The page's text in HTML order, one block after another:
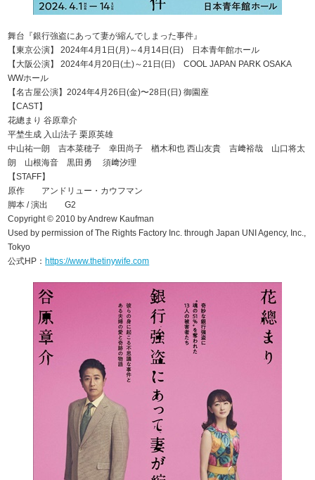
舞台『銀行強盗にあって妻が縮んでしまった事件』
【東京公演】 2024年4月1日(月)～4月14日(日) 日本青年館ホール
【大阪公演】 2024年4月20日(土)～21日(日) COOL JAPAN PARK OSAKA
WWホール
【名古屋公演】2024年4月26日(金)〜28日(日) 御園座
【CAST】
花總まり 谷原章介
平埜生成 入山法子 栗原英雄
中山祐一朗 吉本菜穂子 幸田尚子 楢木和也 西山友貴 吉﨑裕哉 山口将太
朗 山根海音 黒田勇 須﨑汐理
【STAFF】
原作 アンドリュー・カウフマン
脚本 / 演出 G2
Copyright © 2010 by Andrew Kaufman
Used by permission of The Rights Factory Inc. through Japan UNI Agency, Inc.,
Tokyo
公式HP：https://www.thetinywife.com